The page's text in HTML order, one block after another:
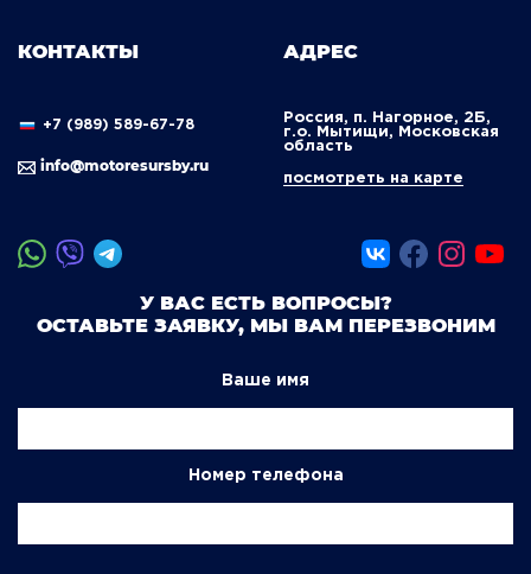
КОНТАКТЫ
+7 (989) 589-67-78
info@motoresursby.ru
АДРЕС
Россия, п. Нагорное, 2Б,
г.о. Мытищи, Московская
область
посмотреть на карте
У ВАС ЕСТЬ ВОПРОСЫ?
ОСТАВЬТЕ ЗАЯВКУ, МЫ ВАМ ПЕРЕЗВОНИМ
Ваше имя
Номер телефона